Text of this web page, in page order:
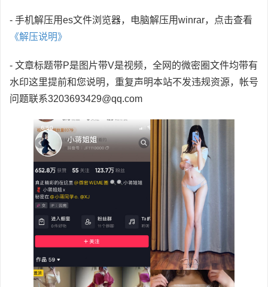
- 手机解压用es文件浏览器，电脑解压用winrar，点击查看
《解压说明》
- 文章标题带P是图片带V是视频，全网的微密圈文件均带有
水印这里提前和您说明，重复声明本站不发违规资源，帐号
问题联系3203693429@qq.com